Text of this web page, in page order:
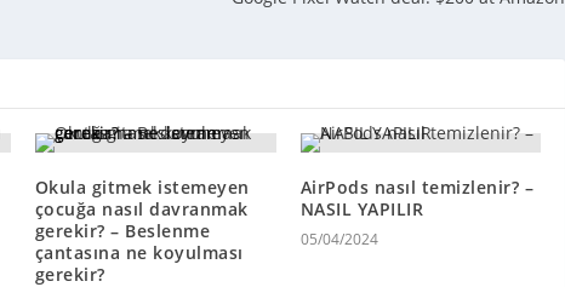
Okula gitmek istemeyen
çocuğa nasıl davranmak
gerekir? – Beslenme
çantasına ne koyulması
gerekir?
AirPods nasıl temizlenir? –
NASIL YAPILIR
05/04/2024